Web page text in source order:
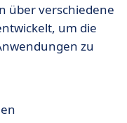
über verschiedene
um die
zu